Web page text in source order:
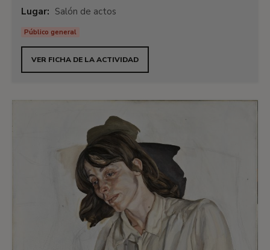
Lugar: Salón de actos
Público general
VER FICHA DE LA ACTIVIDAD